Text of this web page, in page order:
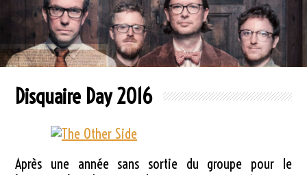
Disquaire Day 2016
Après une année sans sortie du groupe pour le